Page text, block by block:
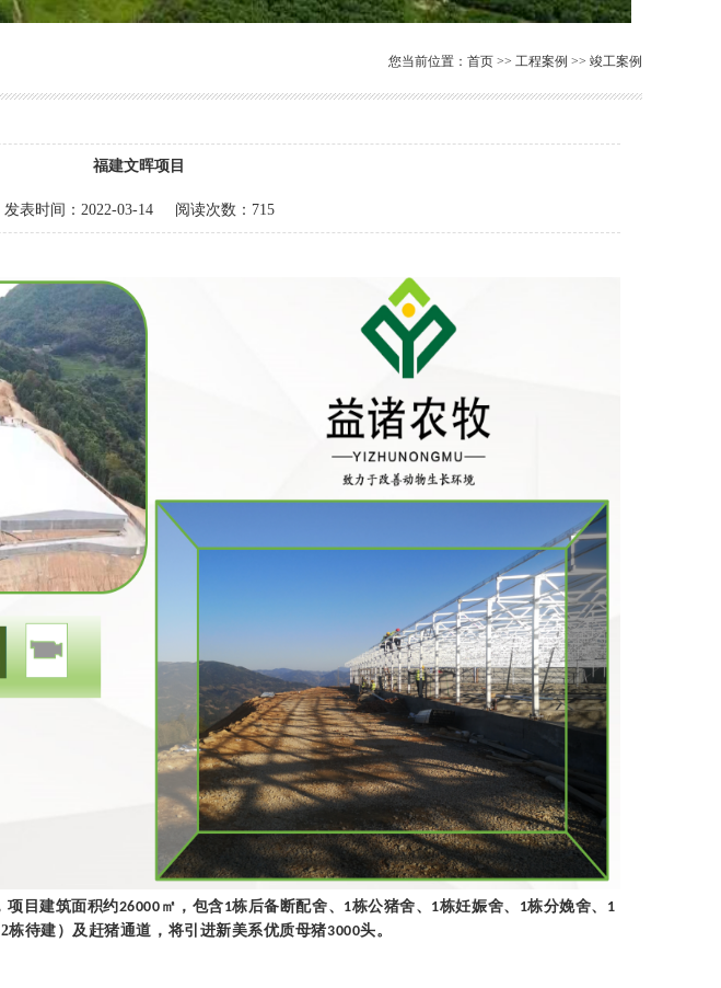
您当前位置： 首页 >> 工程案例 >> 竣工案例
福建文晖项目
发表时间： 2022-03-14阅读次数： 715
项目建筑面积约26000 ㎡ ，包含1栋后备断配舍、 1栋公猪舍、 1栋妊娠舍、 1栋分娩舍、 1
栋待建）及赶猪通道，将引进新美系优质母猪3000头。